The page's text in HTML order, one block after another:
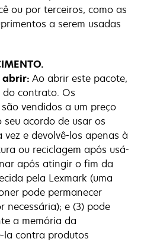
ou por terceiros, como as
a serem usadas
abrir: Ao abrir este pacote,
do contrato. Os
vendidos a um preço
acordo de usar os
e devolvê-los apenas à
ou reciclagem após usá-
após atingir o fim da
pela Lexmark (uma
pode permanecer
necessária); e (3) pode
a memória da
la contra produtos